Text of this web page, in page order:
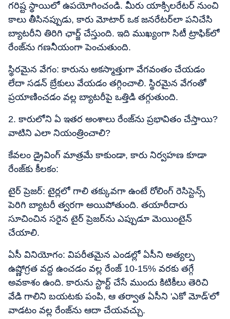
గరిష్ట స్థాయిలో ఉపయోగించండి. మీరు యాక్సిలరేటర్ నుంచి
కాలు తీసినప్పుడు, కారు మోటార్ ఒక జనరేటర్‌లా పనిచేసి
బ్యాటరీని తిరిగి ఛార్జ్ చేస్తుంది. ఇది ముఖ్యంగా సిటీ ట్రాఫిక్‌లో
రేంజ్‌ను గణనీయంగా పెంచుతుంది.
స్థిరమైన వేగం: కారును అకస్మాత్తుగా వేగవంతం చేయడం
లేదా సడన్ బ్రేకులు వేయడం తగ్గించాలి. స్థిరమైన వేగంతో
ప్రయాణించడం వల్ల బ్యాటరీపై ఒత్తిడి తగ్గుతుంది.
2. కారులోని ఏ ఇతర అంశాలు రేంజ్‌ను ప్రభావితం చేస్తాయి?
వాటిని ఎలా నియంత్రించాలి?
కేవలం డ్రైవింగ్ మాత్రమే కాకుండా, కారు నిర్వహణ కూడా
రేంజ్‌కు కీలకం:
టైర్ ప్రెజర్: టైర్లలో గాలి తక్కువగా ఉంటే రోలింగ్ రెసిస్టెన్స్
పెరిగి బ్యాటరీ త్వరగా అయిపోతుంది. తయారీదారు
సూచించిన సరైన టైర్ ప్రెజర్‌ను ఎప్పుడూ మెయింటైన్
చేయాలి.
ఏసీ వినియోగం: విపరీతమైన ఎండల్లో ఏసీని అత్యల్ప
ఉష్ణోగ్రత వద్ద ఉంచడం వల్ల రేంజ్ 10-15% వరకు తగ్గే
అవకాశం ఉంది. కారును స్టార్ట్ చేసే ముందు కిటికీలు తెరిచి
వేడి గాలిని బయటకు పంపి, ఆ తర్వాత ఏసీని 'ఎకో మోడ్'లో
వాడటం వల్ల రేంజ్‌ను ఆదా చేయవచ్చు.